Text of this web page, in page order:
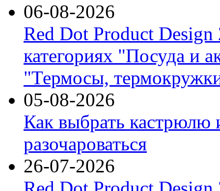
06-08-2026
Red Dot Product Design
категориях "Посуда и
"Термосы,
05-08-2026
Как выбрать кастрюлю
разочароваться
26-07-2026